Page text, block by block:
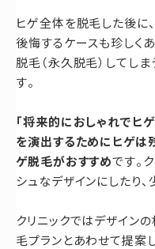
ヒゲ全体を脱毛した後に
後悔するケースも珍しく
脱毛（永久脱毛）してし
す。
「将来的におしゃれでヒ
を演出するためにヒゲは
ゲ脱毛がおすすめです。
シュなデザインにしたり
クリニックではデザイン
毛プランとあわせて提案